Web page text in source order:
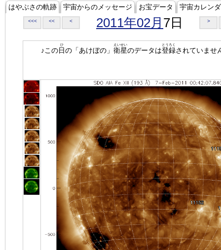
はやぶさの軌跡 宇宙からのメッセージ お宝データ 宇宙カレン
<<< << < 2011年02月 7日 >
♪この日
ひ
の「あけぼの」 衛星
えいせい
のデータは登録
とうろく
されていませ